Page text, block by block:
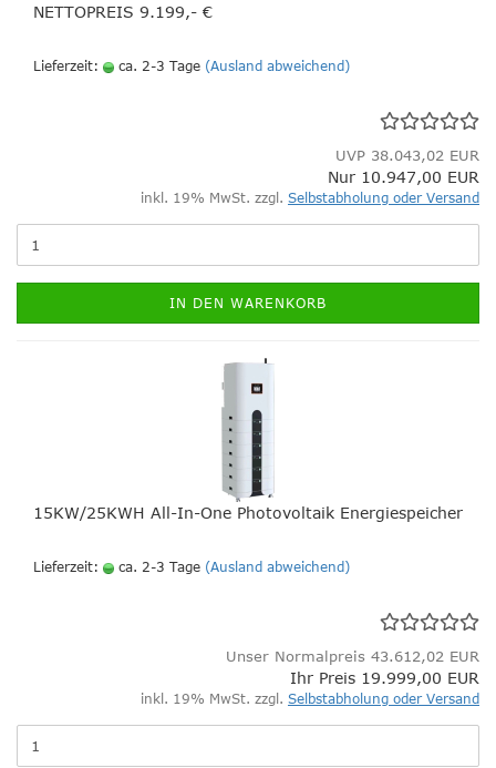
NETTOPREIS 9.199,- €
Lieferzeit: ca. 2-3 Tage (Ausland abweichend)
UVP 38.043,02 EUR
Nur 10.947,00 EUR
inkl. 19% MwSt. zzgl. Selbstabholung oder Versand
IN DEN WARENKORB
15KW/25KWH All-In-One Photovoltaik Energiespeicher
Lieferzeit: ca. 2-3 Tage (Ausland abweichend)
Unser Normalpreis 43.612,02 EUR
Ihr Preis 19.999,00 EUR
inkl. 19% MwSt. zzgl. Selbstabholung oder Versand